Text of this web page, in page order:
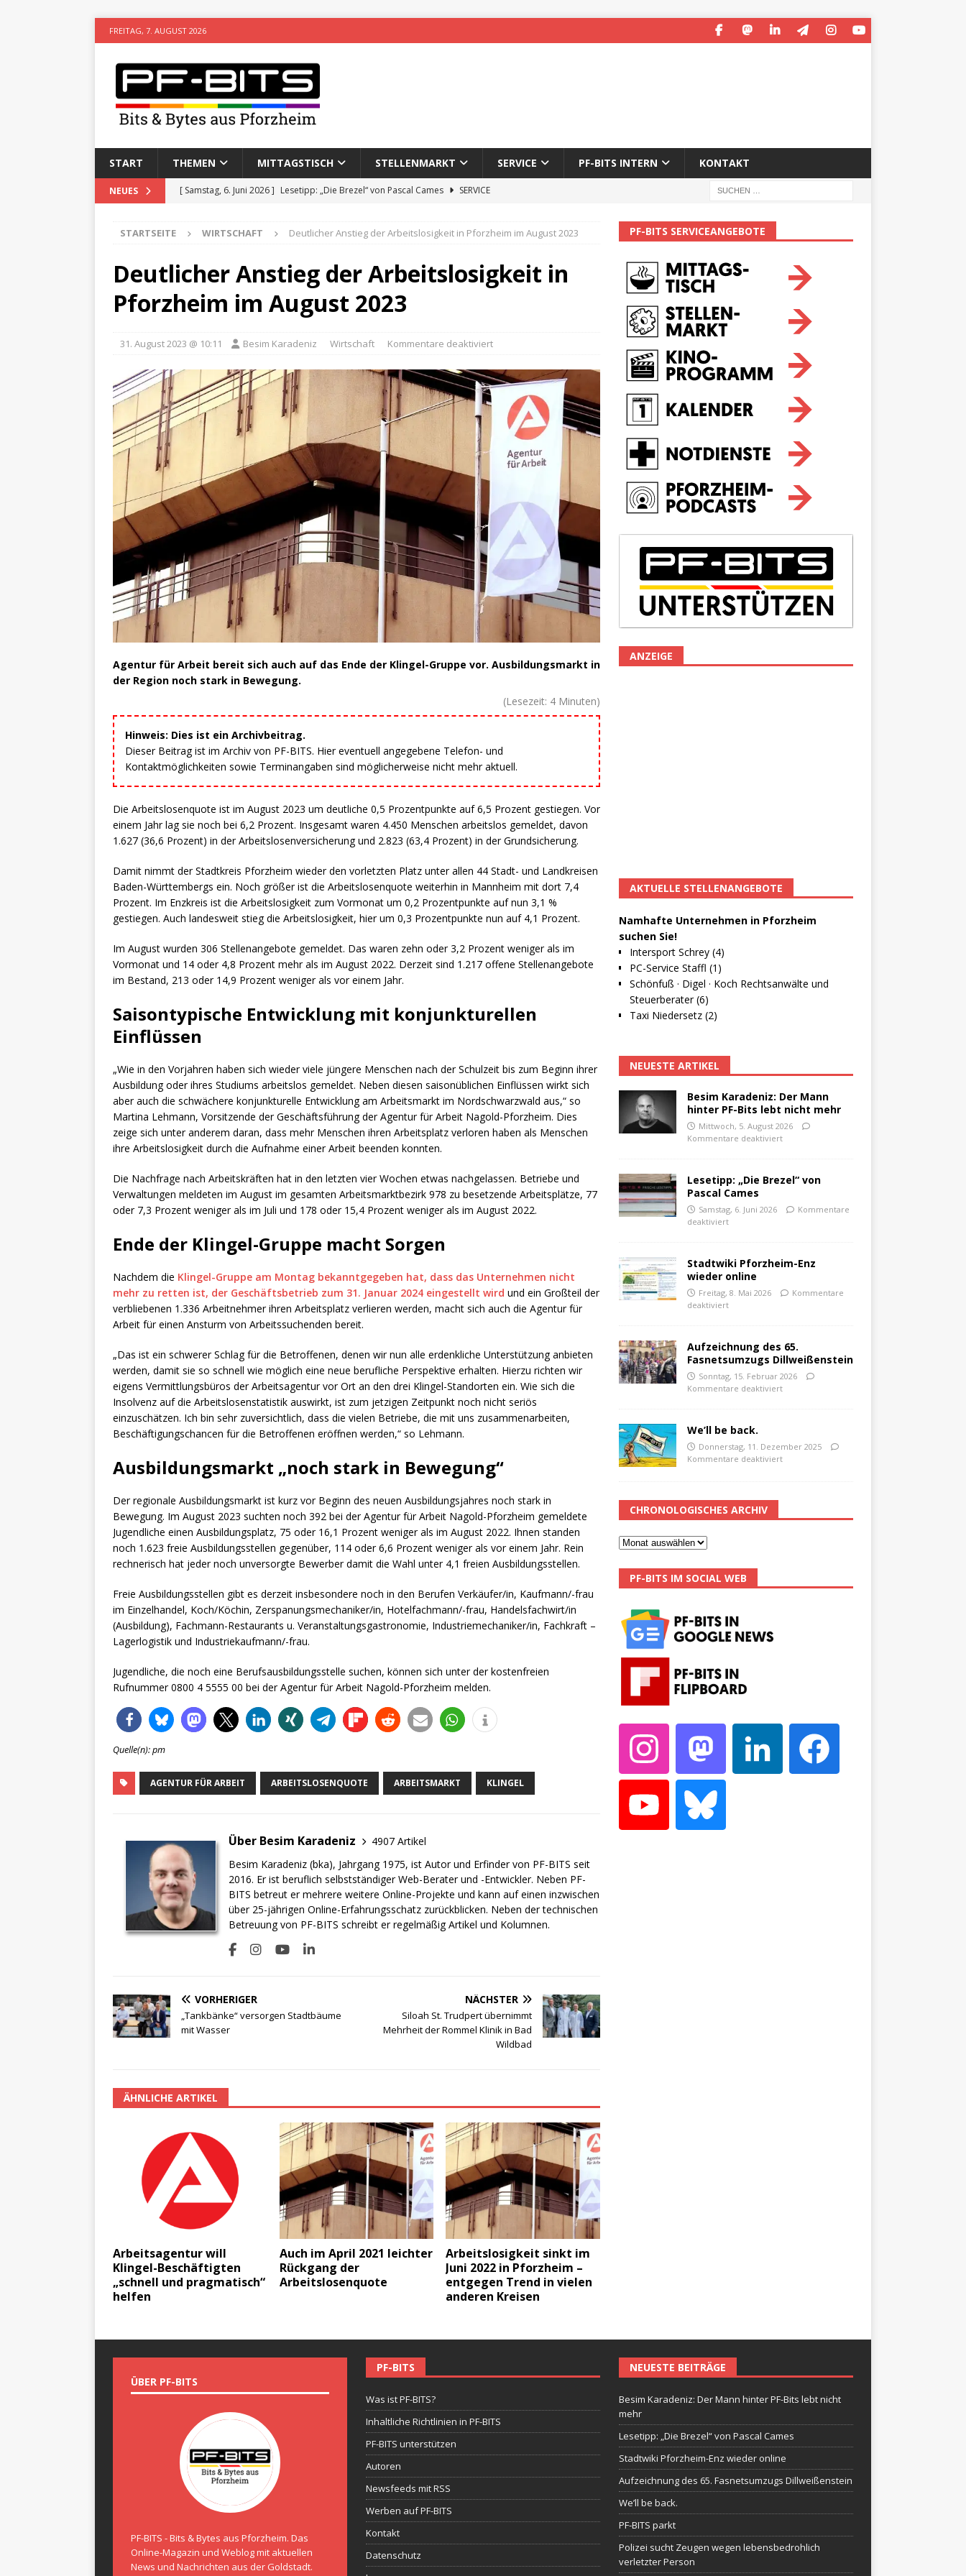
FREITAG, 7. AUGUST 2026
START THEMEN MITTAGSTISCH STELLENMARKT SERVICE PF-BITS INTERN KONTAKT
NEUES [ Samstag, 6. Juni 2026 ] Lesetipp: „Die Brezel“ von Pascal Cames
SERVICE
[ Sonntag, 15. Februar 2026 ] Aufzeichnung des 65. Fasnetsumzugs Dillweißenstein
VERANSTALTUNGEN
[ Donnerstag, 11. Dezember 2025 ]
[ Mittwoch, 5. August 2026 ] Besim Karadeniz: Der Mann hinter PF-Bits lebt nicht mehr
STARTSEITE WIRTSCHAFT Deutlicher Anstieg der Arbeitslosigkeit in Pforzheim im August 2023
Deutlicher Anstieg der Arbeitslosigkeit in
Pforzheim im August 2023
31. August 2023 @ 10:11 Besim Karadeniz Wirtschaft Kommentare deaktiviert
Agentur für Arbeit bereit sich auch auf das Ende der Klingel-Gruppe vor. Ausbildungsmarkt in
der Region noch stark in Bewegung.
(Lesezeit: 4 Minuten)
Hinweis: Dies ist ein Archivbeitrag.
Dieser Beitrag ist im Archiv von PF-BITS. Hier eventuell angegebene Telefon- und
Kontaktmöglichkeiten sowie Terminangaben sind möglicherweise nicht mehr aktuell.
Die Arbeitslosenquote ist im August 2023 um deutliche 0,5 Prozentpunkte auf 6,5 Prozent gestiegen. Vor
einem Jahr lag sie noch bei 6,2 Prozent. Insgesamt waren 4.450 Menschen arbeitslos gemeldet, davon
1.627 (36,6 Prozent) in der Arbeitslosenversicherung und 2.823 (63,4 Prozent) in der Grundsicherung.
Damit nimmt der Stadtkreis Pforzheim wieder den vorletzten Platz unter allen 44 Stadt- und Landkreisen
Baden-Württembergs ein. Noch größer ist die Arbeitslosenquote weiterhin in Mannheim mit dort 7,4
Prozent. Im Enzkreis ist die Arbeitslosigkeit zum Vormonat um 0,2 Prozentpunkte auf nun 3,1 %
gestiegen. Auch landesweit stieg die Arbeitslosigkeit, hier um 0,3 Prozentpunkte nun auf 4,1 Prozent.
Im August wurden 306 Stellenangebote gemeldet. Das waren zehn oder 3,2 Prozent weniger als im
Vormonat und 14 oder 4,8 Prozent mehr als im August 2022. Derzeit sind 1.217 offene Stellenangebote
im Bestand, 213 oder 14,9 Prozent weniger als vor einem Jahr.
Saisontypische Entwicklung mit konjunkturellen
Einflüssen
„Wie in den Vorjahren haben sich wieder viele jüngere Menschen nach der Schulzeit bis zum Beginn ihrer
Ausbildung oder ihres Studiums arbeitslos gemeldet. Neben diesen saisonüblichen Einflüssen wirkt sich
aber auch die schwächere konjunkturelle Entwicklung am Arbeitsmarkt im Nordschwarzwald aus,“ so
Martina Lehmann, Vorsitzende der Geschäftsführung der Agentur für Arbeit Nagold-Pforzheim. Dies
zeige sich unter anderem daran, dass mehr Menschen ihren Arbeitsplatz verloren haben als Menschen
ihre Arbeitslosigkeit durch die Aufnahme einer Arbeit beenden konnten.
Die Nachfrage nach Arbeitskräften hat in den letzten vier Wochen etwas nachgelassen. Betriebe und
Verwaltungen meldeten im August im gesamten Arbeitsmarktbezirk 978 zu besetzende Arbeitsplätze, 77
oder 7,3 Prozent weniger als im Juli und 178 oder 15,4 Prozent weniger als im August 2022.
Ende der Klingel-Gruppe macht Sorgen
Nachdem die Klingel-Gruppe am Montag bekanntgegeben hat, dass das Unternehmen nicht
mehr zu retten ist, der Geschäftsbetrieb zum 31. Januar 2024 eingestellt wird und ein Großteil der
verbliebenen 1.336 Arbeitnehmer ihren Arbeitsplatz verlieren werden, macht sich auch die Agentur für
Arbeit für einen Ansturm von Arbeitssuchenden bereit.
„Das ist ein schwerer Schlag für die Betroffenen, denen wir nun alle erdenkliche Unterstützung anbieten
werden, damit sie so schnell wie möglich eine neue berufliche Perspektive erhalten. Hierzu richten wir
eigens Vermittlungsbüros der Arbeitsagentur vor Ort an den drei Klingel-Standorten ein. Wie sich die
Insolvenz auf die Arbeitslosenstatistik auswirkt, ist zum jetzigen Zeitpunkt noch nicht seriös
einzuschätzen. Ich bin sehr zuversichtlich, dass die vielen Betriebe, die mit uns zusammenarbeiten,
Beschäftigungschancen für die Betroffenen eröffnen werden,“ so Lehmann.
Ausbildungsmarkt „noch stark in Bewegung“
Der regionale Ausbildungsmarkt ist kurz vor Beginn des neuen Ausbildungsjahres noch stark in
Bewegung. Im August 2023 suchten noch 392 bei der Agentur für Arbeit Nagold-Pforzheim gemeldete
Jugendliche einen Ausbildungsplatz, 75 oder 16,1 Prozent weniger als im August 2022. Ihnen standen
noch 1.623 freie Ausbildungsstellen gegenüber, 114 oder 6,6 Prozent weniger als vor einem Jahr. Rein
rechnerisch hat jeder noch unversorgte Bewerber damit die Wahl unter 4,1 freien Ausbildungsstellen.
Freie Ausbildungsstellen gibt es derzeit insbesondere noch in den Berufen Verkäufer/in, Kaufmann/-frau
im Einzelhandel, Koch/Köchin, Zerspanungsmechaniker/in, Hotelfachmann/-frau, Handelsfachwirt/in
(Ausbildung), Fachmann-Restaurants u. Veranstaltungsgastronomie, Industriemechaniker/in, Fachkraft –
Lagerlogistik und Industriekaufmann/-frau.
Jugendliche, die noch eine Berufsausbildungsstelle suchen, können sich unter der kostenfreien
Rufnummer 0800 4 5555 00 bei der Agentur für Arbeit Nagold-Pforzheim melden.
Quelle(n): pm
AGENTUR FÜR ARBEIT ARBEITSLOSENQUOTE ARBEITSMARKT KLINGEL
Über Besim Karadeniz
4907 Artikel
Besim Karadeniz (bka), Jahrgang 1975, ist Autor und Erfinder von PF-BITS seit
2016. Er ist beruflich selbstständiger Web-Berater und -Entwickler. Neben PF-
BITS betreut er mehrere weitere Online-Projekte und kann auf einen inzwischen
über 25-jährigen Online-Erfahrungsschatz zurückblicken. Neben der technischen
Betreuung von PF-BITS schreibt er regelmäßig Artikel und Kolumnen.
VORHERIGER
„Tankbänke“ versorgen Stadtbäume
mit Wasser
NÄCHSTER
Siloah St. Trudpert übernimmt
Mehrheit der Rommel Klinik in Bad
Wildbad
ÄHNLICHE ARTIKEL
Arbeitsagentur will
Klingel-Beschäftigten
„schnell und pragmatisch“
helfen
Auch im April 2021 leichter
Rückgang der
Arbeitslosenquote
Arbeitslosigkeit sinkt im
Juni 2022 in Pforzheim –
entgegen Trend in vielen
anderen Kreisen
PF-BITS SERVICEANGEBOTE
ANZEIGE
AKTUELLE STELLENANGEBOTE
Namhafte Unternehmen in Pforzheim
suchen Sie!
Intersport Schrey (4)
PC-Service Staffl (1)
Schönfuß · Digel · Koch Rechtsanwälte und
Steuerberater (6)
Taxi Niedersetz (2)
NEUESTE ARTIKEL
Besim Karadeniz: Der Mann
hinter PF-Bits lebt nicht mehr
Mittwoch, 5. August 2026
Kommentare deaktiviert
Lesetipp: „Die Brezel“ von
Pascal Cames
Samstag, 6. Juni 2026
Kommentare
deaktiviert
Stadtwiki Pforzheim-Enz
wieder online
Freitag, 8. Mai 2026
Kommentare
deaktiviert
Aufzeichnung des 65.
Fasnetsumzugs Dillweißenstein
Sonntag, 15. Februar 2026
Kommentare deaktiviert
We’ll be back.
Donnerstag, 11. Dezember 2025
Kommentare deaktiviert
CHRONOLOGISCHES ARCHIV
PF-BITS IM SOCIAL WEB
ÜBER PF-BITS
PF-BITS - Bits & Bytes aus Pforzheim. Das
Online-Magazin und Weblog mit aktuellen
News und Nachrichten aus der Goldstadt.
PF-BITS
Was ist PF-BITS?
Inhaltliche Richtlinien in PF-BITS
PF-BITS unterstützen
Autoren
Newsfeeds mit RSS
Werben auf PF-BITS
Kontakt
Datenschutz
NEUESTE BEITRÄGE
Besim Karadeniz: Der Mann hinter PF-Bits lebt nicht
mehr
Lesetipp: „Die Brezel“ von Pascal Cames
Stadtwiki Pforzheim-Enz wieder online
Aufzeichnung des 65. Fasnetsumzugs Dillweißenstein
We’ll be back.
PF-BITS parkt
Polizei sucht Zeugen wegen lebensbedrohlich
verletzter Person